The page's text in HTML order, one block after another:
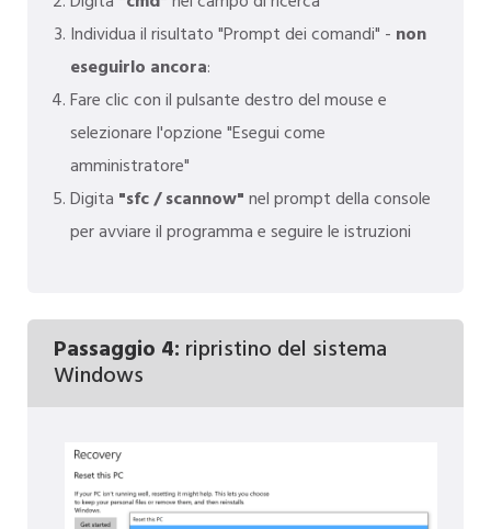
Individua il risultato "Prompt dei comandi" - non
eseguirlo ancora:
Fare clic con il pulsante destro del mouse e
selezionare l'opzione "Esegui come
amministratore"
Digita "sfc / scannow"nel prompt della console
per avviare il programma e seguire le istruzioni
Passaggio 4: ripristino del sistema
Windows